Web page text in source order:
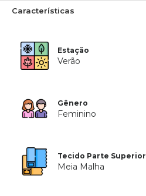
Características
Estação
Verão
Gênero
Feminino
Tecido Parte Superior
Meia Malha